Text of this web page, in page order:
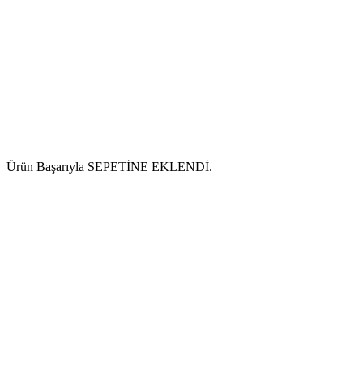
Ürün Başarıyla SEPETİNE EKLENDİ.